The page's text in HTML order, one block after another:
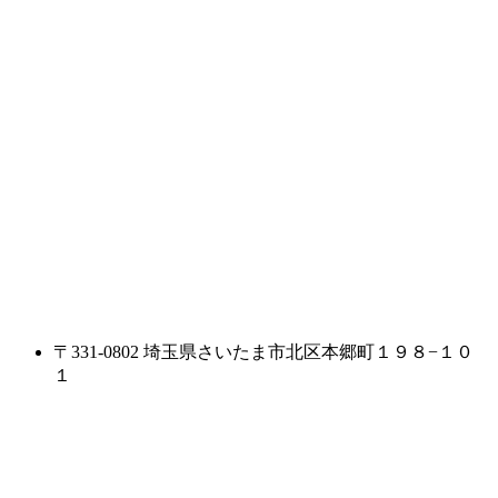
〒331-0802 埼玉県さいたま市北区本郷町１９８−１０
１